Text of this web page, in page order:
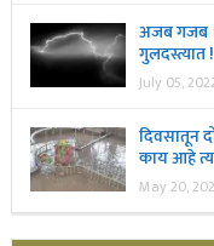
अजब गजब ।
गुलदस्त्यात !
July 05,
दिवसातून
काय आहे
May 20,